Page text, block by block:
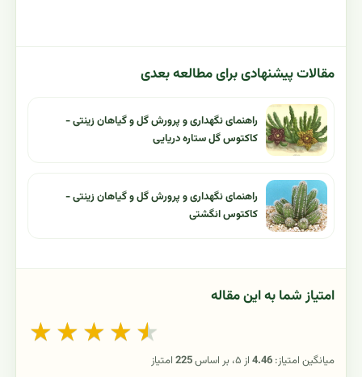
مقالات پیشنهادی برای مطالعه بعدی
راهنمای نگهداری و پرورش گل و گیاهان زینتی -
کاکتوس گل ستاره دریایی
راهنمای نگهداری و پرورش گل و گیاهان زینتی -
کاکتوس انگشتی
امتیاز شما به این مقاله
★ ★ ★ ★ ★
میانگین امتیاز: 4.46از ۵، بر اساس 225امتیاز